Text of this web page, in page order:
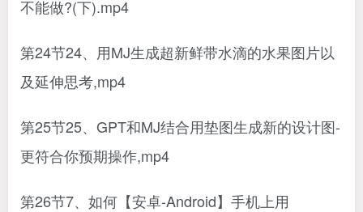
不能做?(下).mp4
第24节24、用MJ生成超新鲜带水滴的水果图片以
及延伸思考,mp4
第25节25、GPT和MJ结合用垫图生成新的设计图-
更符合你预期操作,mp4
第26节7、如何【安卓-Android】手机上用